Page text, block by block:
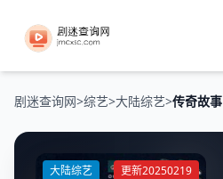
剧迷查询网>综艺>大陆综艺>传奇故事
大陆综艺 更新20250219